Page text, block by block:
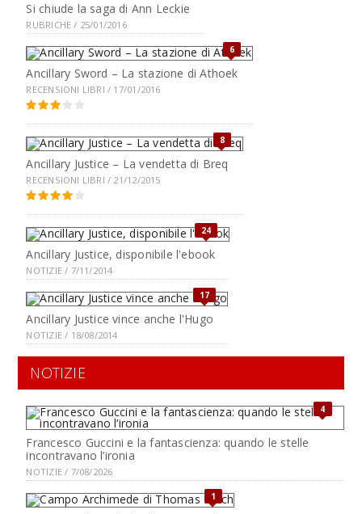
Si chiude la saga di Ann Leckie
RUBRICHE / 25/01/2016
6
Ancillary Sword – La stazione di Athoek
RECENSIONI LIBRI / 17/01/2016
8
Ancillary Justice – La vendetta di Breq
RECENSIONI LIBRI / 21/12/2015
24
Ancillary Justice, disponibile l'ebook
NOTIZIE / 7/11/2014
17
Ancillary Justice vince anche l'Hugo
NOTIZIE / 18/08/2014
NOTIZIE
4
Francesco Guccini e la fantascienza: quando le stelle
incontravano l’ironia
NOTIZIE / 7/08/2026
1